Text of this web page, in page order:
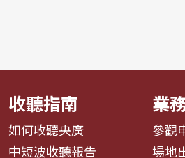
收聽指南
如何收聽央廣
中短波收聽報告
業
參觀
場地